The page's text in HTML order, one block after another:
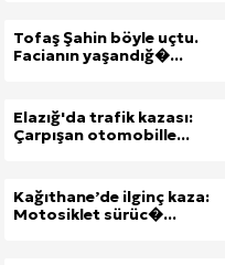
Tofaş Şahin böyle uçtu.
Facianın yaşandığ�...
Elazığ'da trafik kazası:
Çarpışan otomobille...
Kağıthane’de ilginç kaza:
Motosiklet sürüc�...